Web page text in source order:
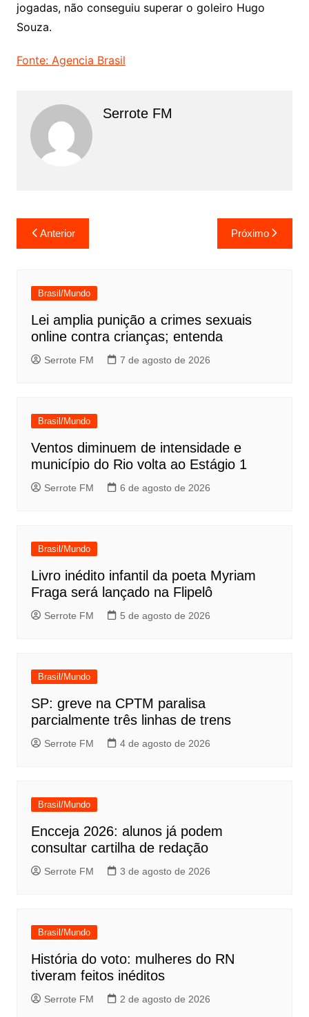
jogadas, não conseguiu superar o goleiro Hugo
Souza.
Fonte: Agencia Brasil
Serrote FM
Navegação
de
Anterior Próximo
Brasil/Mundo
Lei amplia punição a crimes sexuais
online contra crianças; entenda
Serrote FM 7 de agosto de 2026
Brasil/Mundo
Ventos diminuem de intensidade e
município do Rio volta ao Estágio 1
Serrote FM 6 de agosto de 2026
Brasil/Mundo
Livro inédito infantil da poeta Myriam
Fraga será lançado na Flipelô
Serrote FM 5 de agosto de 2026
Brasil/Mundo
SP: greve na CPTM paralisa
parcialmente três linhas de trens
Serrote FM 4 de agosto de 2026
Brasil/Mundo
Encceja 2026: alunos já podem
consultar cartilha de redação
Serrote FM 3 de agosto de 2026
Brasil/Mundo
História do voto: mulheres do RN
tiveram feitos inéditos
Serrote FM 2 de agosto de 2026